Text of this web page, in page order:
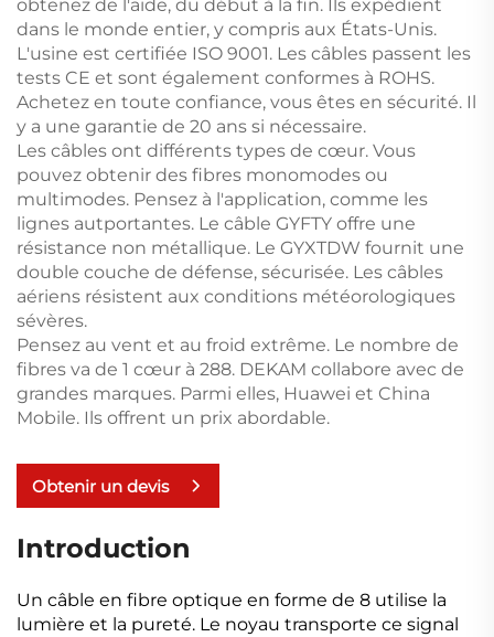
obtenez de l'aide, du début à la fin. Ils expédient
dans le monde entier, y compris aux États-Unis.
L'usine est certifiée ISO 9001. Les câbles passent les
tests CE et sont également conformes à ROHS.
Achetez en toute confiance, vous êtes en sécurité. Il
y a une garantie de 20 ans si nécessaire.
Les câbles ont différents types de cœur. Vous
pouvez obtenir des fibres monomodes ou
multimodes. Pensez à l'application, comme les
lignes autportantes. Le câble GYFTY offre une
résistance non métallique. Le GYXTDW fournit une
double couche de défense, sécurisée. Les câbles
aériens résistent aux conditions météorologiques
sévères.
Pensez au vent et au froid extrême. Le nombre de
fibres va de 1 cœur à 288. DEKAM collabore avec de
grandes marques. Parmi elles, Huawei et China
Mobile. Ils offrent un prix abordable.
Obtenir un devis
Introduction
Un câble en fibre optique en forme de 8 utilise la
lumière et la pureté. Le noyau transporte ce signal